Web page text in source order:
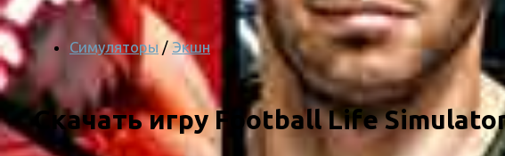
Симуляторы / Экшн
Скачать игру Football Life